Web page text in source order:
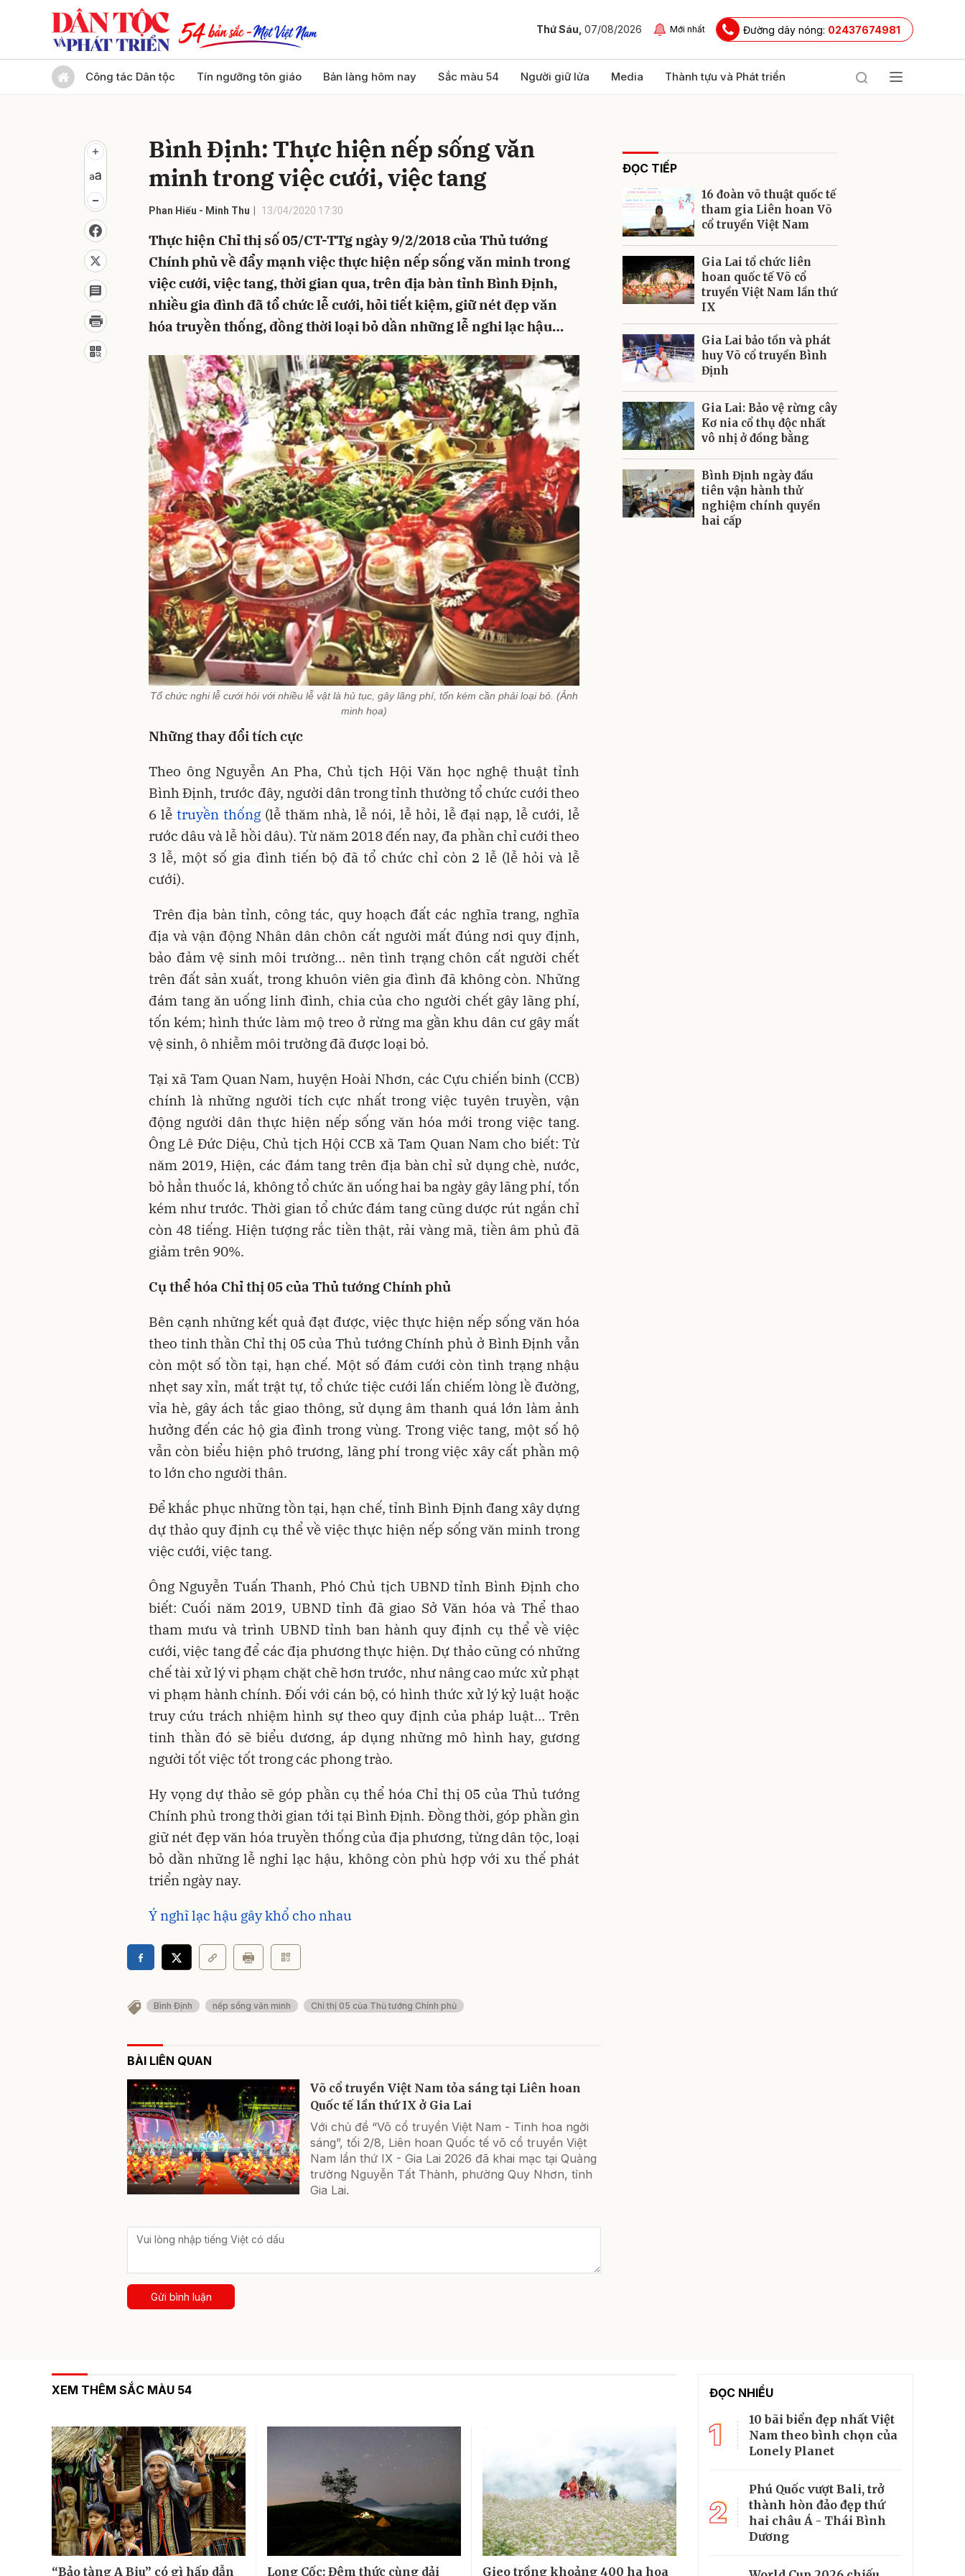
Thứ Sáu, 07/08/2026 Mới nhất Đường dây nóng: 02437674981
Công tác Dân tộc Tín ngưỡng tôn giáo Bản làng hôm nay Sắc màu 54 Người giữ lửa Media Thành tựu và Phát triển
Bình Định: Thực hiện nếp sống văn
minh trong việc cưới, việc tang
Phan Hiếu - Minh Thu 13/04/2020 17:30
Thực hiện Chỉ thị số 05/CT-TTg ngày 9/2/2018 của Thủ tướng
Chính phủ về đẩy mạnh việc thực hiện nếp sống văn minh trong
việc cưới, việc tang, thời gian qua, trên địa bàn tỉnh Bình Định,
nhiều gia đình đã tổ chức lễ cưới, hỏi tiết kiệm, giữ nét đẹp văn
hóa truyền thống, đồng thời loại bỏ dần những lễ nghi lạc hậu…
Tổ chức nghi lễ cưới hỏi với nhiều lễ vật là hủ tục, gây lãng phí, tốn kém cần phải loại bỏ. (Ảnh
minh họa)
Những thay đổi tích cực
Theo ông Nguyễn An Pha, Chủ tịch Hội Văn học nghệ thuật tỉnh
Bình Định, trước đây, người dân trong tỉnh thường tổ chức cưới theo
6 lễ truyền thống (lễ thăm nhà, lễ nói, lễ hỏi, lễ đại nạp, lễ cưới, lễ
rước dâu và lễ hồi dâu). Từ năm 2018 đến nay, đa phần chỉ cưới theo
3 lễ, một số gia đình tiến bộ đã tổ chức chỉ còn 2 lễ (lễ hỏi và lễ
cưới).
Trên địa bàn tỉnh, công tác, quy hoạch đất các nghĩa trang, nghĩa
địa và vận động Nhân dân chôn cất người mất đúng nơi quy định,
bảo đảm vệ sinh môi trường… nên tình trạng chôn cất người chết
trên đất sản xuất, trong khuôn viên gia đình đã không còn. Những
đám tang ăn uống linh đình, chia của cho người chết gây lãng phí,
tốn kém; hình thức làm mộ treo ở rừng ma gần khu dân cư gây mất
vệ sinh, ô nhiễm môi trường đã được loại bỏ.
Tại xã Tam Quan Nam, huyện Hoài Nhơn, các Cựu chiến binh (CCB)
chính là những người tích cực nhất trong việc tuyên truyền, vận
động người dân thực hiện nếp sống văn hóa mới trong việc tang.
Ông Lê Đức Diệu, Chủ tịch Hội CCB xã Tam Quan Nam cho biết: Từ
năm 2019, Hiện, các đám tang trên địa bàn chỉ sử dụng chè, nước,
bỏ hẳn thuốc lá, không tổ chức ăn uống hai ba ngày gây lãng phí, tốn
kém như trước. Thời gian tổ chức đám tang cũng dược rút ngắn chỉ
còn 48 tiếng. Hiện tượng rắc tiền thật, rải vàng mã, tiền âm phủ đã
giảm trên 90%.
Cụ thể hóa Chỉ thị 05 của Thủ tướng Chính phủ
Bên cạnh những kết quả đạt được, việc thực hiện nếp sống văn hóa
theo tinh thần Chỉ thị 05 của Thủ tướng Chính phủ ở Bình Định vẫn
còn một số tồn tại, hạn chế. Một số đám cưới còn tình trạng nhậu
nhẹt say xỉn, mất trật tự, tổ chức tiệc cưới lấn chiếm lòng lề đường,
vỉa hè, gây ách tắc giao thông, sử dụng âm thanh quá lớn làm ảnh
hưởng đến các hộ gia đình trong vùng. Trong việc tang, một số hộ
vẫn còn biểu hiện phô trương, lãng phí trong việc xây cất phần mộ
to lớn cho người thân.
Để khắc phục những tồn tại, hạn chế, tỉnh Bình Định đang xây dựng
dự thảo quy định cụ thể về việc thực hiện nếp sống văn minh trong
việc cưới, việc tang.
Ông Nguyễn Tuấn Thanh, Phó Chủ tịch UBND tỉnh Bình Định cho
biết: Cuối năm 2019, UBND tỉnh đã giao Sở Văn hóa và Thể thao
tham mưu và trình UBND tỉnh ban hành quy định cụ thể về việc
cưới, việc tang để các địa phương thực hiện. Dự thảo cũng có những
chế tài xử lý vi phạm chặt chẽ hơn trước, như nâng cao mức xử phạt
vi phạm hành chính. Đối với cán bộ, có hình thức xử lý kỷ luật hoặc
truy cứu trách nhiệm hình sự theo quy định của pháp luật… Trên
tinh thần đó sẽ biểu dương, áp dụng những mô hình hay, gương
người tốt việc tốt trong các phong trào.
Hy vọng dự thảo sẽ góp phần cụ thể hóa Chỉ thị 05 của Thủ tướng
Chính phủ trong thời gian tới tại Bình Định. Đồng thời, góp phần gìn
giữ nét đẹp văn hóa truyền thống của địa phương, từng dân tộc, loại
bỏ dần những lễ nghi lạc hậu, không còn phù hợp với xu thế phát
triển ngày nay.
Ý nghĩ lạc hậu gây khổ cho nhau
Bình Định nếp sống văn minh Chỉ thị 05 của Thủ tướng Chính phủ
BÀI LIÊN QUAN
Võ cổ truyền Việt Nam tỏa sáng tại Liên hoan
Quốc tế lần thứ IX ở Gia Lai
Với chủ đề “Võ cổ truyền Việt Nam - Tinh hoa ngời
sáng”, tối 2/8, Liên hoan Quốc tế võ cổ truyền Việt
Nam lần thứ IX - Gia Lai 2026 đã khai mạc tại Quảng
trường Nguyễn Tất Thành, phường Quy Nhơn, tỉnh
Gia Lai.
Gửi bình luận
ĐỌC TIẾP
16 đoàn võ thuật quốc tế
tham gia Liên hoan Võ
cổ truyền Việt Nam
Gia Lai tổ chức liên
hoan quốc tế Võ cổ
truyền Việt Nam lần thứ
IX
Gia Lai bảo tồn và phát
huy Võ cổ truyền Bình
Định
Gia Lai: Bảo vệ rừng cây
Kơ nia cổ thụ độc nhất
vô nhị ở đồng bằng
Bình Định ngày đầu
tiên vận hành thử
nghiệm chính quyền
hai cấp
XEM THÊM SẮC MÀU 54
“Bảo tàng A Biu” có gì hấp dẫn Long Cốc: Đêm thức cùng dải Gieo trồng khoảng 400 ha hoa
ĐỌC NHIỀU
1
10 bãi biển đẹp nhất Việt
Nam theo bình chọn của
Lonely Planet
2
Phú Quốc vượt Bali, trở
thành hòn đảo đẹp thứ
hai châu Á - Thái Bình
Dương
Gửi bình luận
Gửi